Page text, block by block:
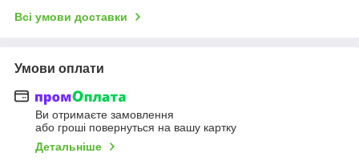
Всі умови доставки
Умови оплати
Ви отримаєте замовлення
або гроші повернуться на вашу картку
Детальніше